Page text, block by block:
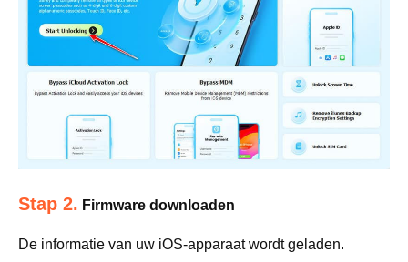
Stap 2. Firmware downloaden
De informatie van uw iOS-apparaat wordt geladen.